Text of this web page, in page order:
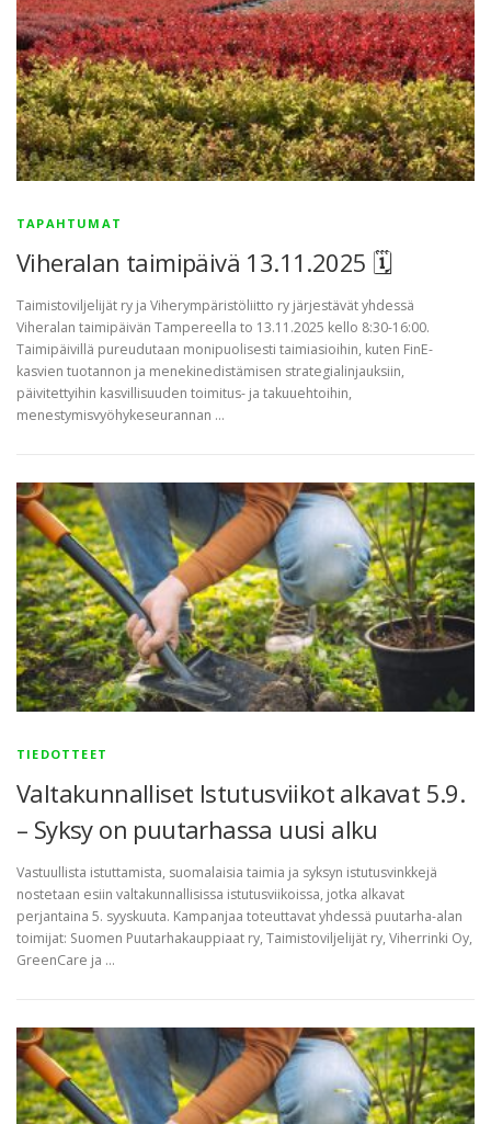
TAPAHTUMAT
Viheralan taimipäivä 13.11.2025 🗓
Taimistoviljelijät ry ja Viherympäristöliitto ry järjestävät yhdessä
Viheralan taimipäivän Tampereella to 13.11.2025 kello 8:30-16:00.
Taimipäivillä pureudutaan monipuolisesti taimiasioihin, kuten FinE-
kasvien tuotannon ja menekinedistämisen strategialinjauksiin,
päivitettyihin kasvillisuuden toimitus- ja takuuehtoihin,
menestymisvyöhykeseurannan …
TIEDOTTEET
Valtakunnalliset Istutusviikot alkavat 5.9.
– Syksy on puutarhassa uusi alku
Vastuullista istuttamista, suomalaisia taimia ja syksyn istutusvinkkejä
nostetaan esiin valtakunnallisissa istutusviikoissa, jotka alkavat
perjantaina 5. syyskuuta. Kampanjaa toteuttavat yhdessä puutarha-alan
toimijat: Suomen Puutarhakauppiaat ry, Taimistoviljelijät ry, Viherrinki Oy,
GreenCare ja …